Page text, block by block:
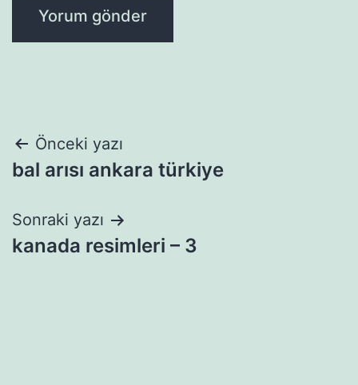
Yazı
gezinmesi
Önceki yazı
bal arısı ankara türkiye
Sonraki yazı
kanada resimleri – 3